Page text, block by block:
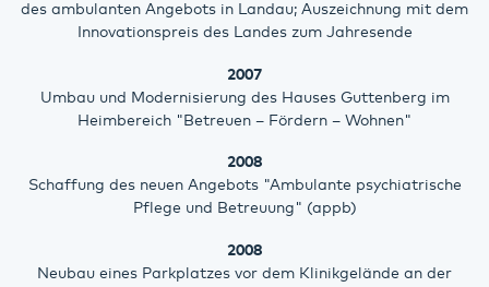
des ambulanten Angebots in Landau; Auszeichnung mit dem
Innovationspreis des Landes zum Jahresende
2007
Umbau und Modernisierung des Hauses Guttenberg im
Heimbereich "Betreuen – Fördern – Wohnen"
2008
Schaffung des neuen Angebots "Ambulante psychiatrische
Pflege und Betreuung" (appb)
2008
Neubau eines Parkplatzes vor dem Klinikgelände an der